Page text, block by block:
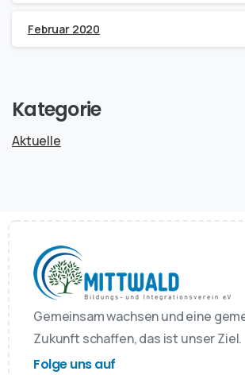
Februar 2020
Kategorie
Aktuelle
Gemeinsam wachsen und eine
Zukunft schaffen, das ist unser Ziel.
Folge uns auf